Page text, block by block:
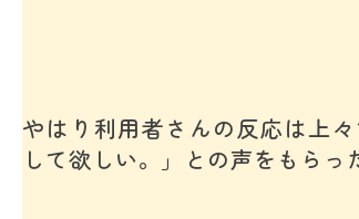
やはり利用者さんの反応は上
して欲しい。」との声をもらっ